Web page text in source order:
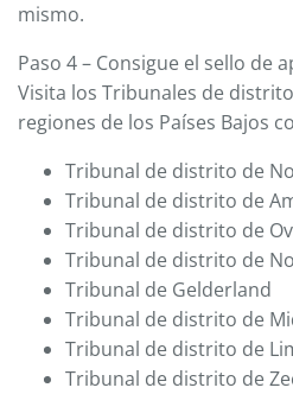
mismo.
Paso 4 – Consigue el sello de
Visita los Tribunales de
regiones de los Países Bajos
Tribunal de distrito de
Tribunal de distrito de
Tribunal de distrito de
Tribunal de distrito de
Tribunal de Gelderland
Tribunal de distrito de
Tribunal de distrito de
Tribunal de distrito de